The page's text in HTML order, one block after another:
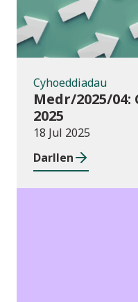
Cyhoeddiadau
Medr/2025/
2025
18 Jul 2025
Darllen